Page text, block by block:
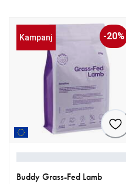
Kampanj -20%
Buddy Grass-Fed Lamb